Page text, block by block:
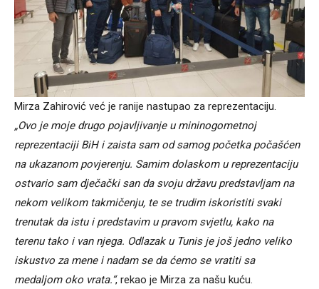
Mirza Zahirović već je ranije nastupao za reprezentaciju.
„Ovo je moje drugo pojavljivanje u mininogometnoj
reprezentaciji BiH i zaista sam od samog početka počašćen
na ukazanom povjerenju. Samim dolaskom u reprezentaciju
ostvario sam dječački san da svoju državu predstavljam na
nekom velikom takmičenju, te se trudim iskoristiti svaki
trenutak da istu i predstavim u pravom svjetlu, kako na
terenu tako i van njega. Odlazak u Tunis je još jedno veliko
iskustvo za mene i nadam se da ćemo se vratiti sa
medaljom oko vrata.“, rekao je Mirza za našu kuću.